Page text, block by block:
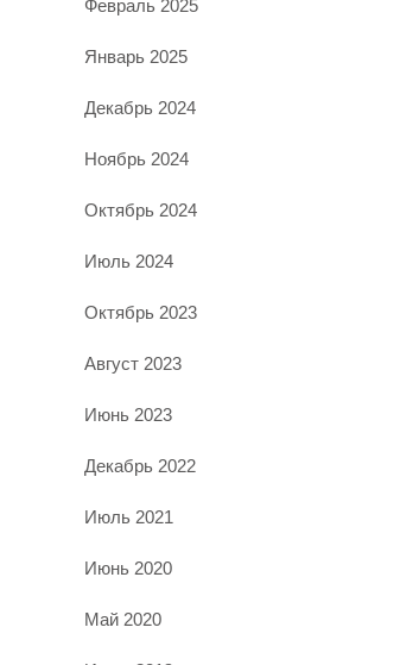
Февраль 2025
Январь 2025
Декабрь 2024
Ноябрь 2024
Октябрь 2024
Июль 2024
Октябрь 2023
Август 2023
Июнь 2023
Декабрь 2022
Июль 2021
Июнь 2020
Май 2020